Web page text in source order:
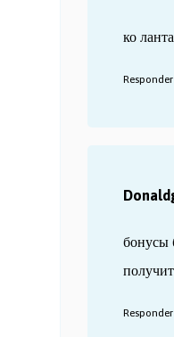
ко
Responder
бонусы
Responder